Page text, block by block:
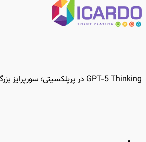
برای
GPT-5 Thinking در پرپلکسیتی؛ سورپرایز بزرگ برای کاربران Max